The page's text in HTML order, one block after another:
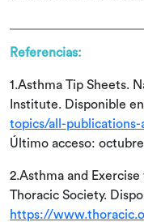
Referencias:
1.Asthma Tip Sheets.
Institute. Disponible
topics/all-
Último acceso:
2.Asthma and
Thoracic Society.
https://